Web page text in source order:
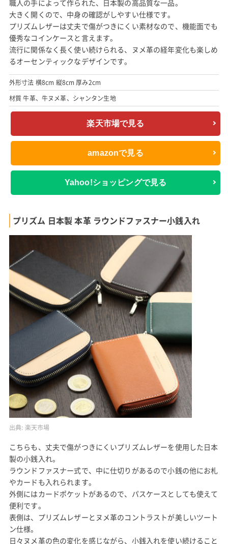
職人の手によって作られた、日本製の高品質な一品。
大きく開くので、中身の確認がしやすい仕様です。
プリズムレザーは丈夫で傷がつきにくい素材なので、機能面でも
優秀なコインケースと言えます。
流行に関係なく長く使い続けられる、ヌメ革の経年変化も楽しめ
るオーセンティックなデザインです。
外形寸法 横8cm 縦8cm 厚み2cm
材質 牛革、牛ヌメ革、シャンタン生地
楽天市場で見る
amazonで見る
Yahoo!ショッピングで見る
プリズム 日本製 本革 ラウンドファスナー小銭入れ
出典: 楽天市場
こちらも、丈夫で傷がつきにくいプリズムレザーを使用した日本
製の小銭入れ。
ラウンドファスナー式で、中に仕切りがあるので小銭の他にお札
やカードも入れられます。
外側にはカードポケットがあるので、パスケースとしても使えて
便利です。
表側は、プリズムレザーとヌメ革のコントラストが美しいツート
ン仕様。
日々ヌメ革の色の変化を感じながら、小銭入れを使い続けること